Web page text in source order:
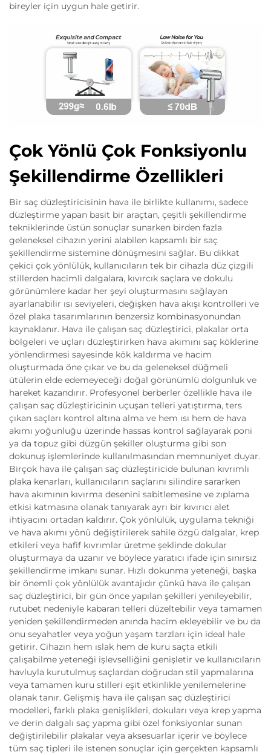
bireyler için uygun hale getirir.
Çok Yönlü Çok Fonksiyonlu
Şekillendirme Özellikleri
Bir saç düzleştiricisinin hava ile birlikte kullanımı, sadece
düzleştirme yapan basit bir araçtan, çeşitli şekillendirme
tekniklerinde üstün sonuçlar sunarken birden fazla
geleneksel cihazın yerini alabilen kapsamlı bir saç
şekillendirme sistemine dönüşmesini sağlar. Bu dikkat
çekici çok yönlülük, kullanıcıların tek bir cihazla düz çizgili
stillerden hacimli dalgalara, kıvırcık saçlara ve dokulu
görünümlere kadar her şeyi oluşturmasını sağlayan
ayarlanabilir ısı seviyeleri, değişken hava akışı kontrolleri ve
özel plaka tasarımlarının benzersiz kombinasyonundan
kaynaklanır. Hava ile çalışan saç düzleştirici, plakalar orta
bölgeleri ve uçları düzleştirirken hava akımını saç köklerine
yönlendirmesi sayesinde kök kaldırma ve hacim
oluşturmada öne çıkar ve bu da geleneksel düğmeli
ütülerin elde edemeyeceği doğal görünümlü dolgunluk ve
hareket kazandırır. Profesyonel berberler özellikle hava ile
çalışan saç düzleştiricinin uçuşan telleri yatıştırma, ters
çıkan saçları kontrol altına alma ve hem ısı hem de hava
akımı yoğunluğu üzerinde hassas kontrol sağlayarak poni
ya da topuz gibi düzgün şekiller oluşturma gibi son
dokunuş işlemlerinde kullanılmasından memnuniyet duyar.
Birçok hava ile çalışan saç düzleştiricide bulunan kıvrımlı
plaka kenarları, kullanıcıların saçlarını silindire sararken
hava akımının kıvırma desenini sabitlemesine ve zıplama
etkisi katmasına olanak tanıyarak ayrı bir kıvırıcı alet
ihtiyacını ortadan kaldırır. Çok yönlülük, uygulama tekniği
ve hava akımı yönü değiştirilerek sahile özgü dalgalar, krep
etkileri veya hafif kıvrımlar üretme şeklinde dokular
oluşturmaya da uzanır ve böylece yaratıcı ifade için sınırsız
şekillendirme imkanı sunar. Hızlı dokunma yeteneği, başka
bir önemli çok yönlülük avantajıdır çünkü hava ile çalışan
saç düzleştirici, bir gün önce yapılan şekilleri yenileyebilir,
rutubet nedeniyle kabaran telleri düzeltebilir veya tamamen
yeniden şekillendirmeden anında hacim ekleyebilir ve bu da
onu seyahatler veya yoğun yaşam tarzları için ideal hale
getirir. Cihazın hem ıslak hem de kuru saçta etkili
çalışabilme yeteneği işlevselliğini genişletir ve kullanıcıların
havluyla kurutulmuş saçlardan doğrudan stil yapmalarına
veya tamamen kuru stilleri eşit etkinlikle yenilemelerine
olanak tanır. Gelişmiş hava ile çalışan saç düzleştirici
modelleri, farklı plaka genişlikleri, dokuları veya krep yapma
ve derin dalgalı saç yapma gibi özel fonksiyonlar sunan
değiştirilebilir plakalar veya aksesuarlar içerir ve böylece
tüm saç tipleri ile istenen sonuçlar için gerçekten kapsamlı